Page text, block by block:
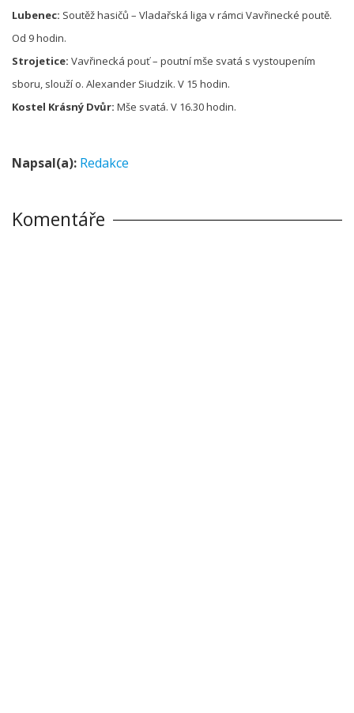
Lubenec: Soutěž hasičů – Vladařská liga v rámci Vavřinecké poutě.
Od 9 hodin.
Strojetice: Vavřinecká pouť – poutní mše svatá s vystoupením
sboru, slouží o. Alexander Siudzik. V 15 hodin.
Kostel Krásný Dvůr: Mše svatá. V 16.30 hodin.
Napsal(a): Redakce
Komentáře